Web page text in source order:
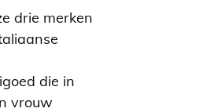
drie merken
die in
vrouw